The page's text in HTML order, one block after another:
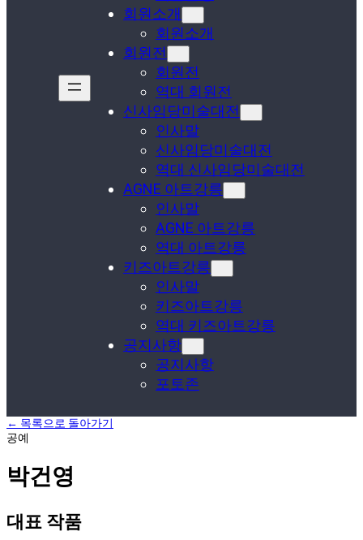
회원소개
회원소개
회원전
회원전
역대 회원전
신사임당미술대전
인사말
신사임당미술대전
역대 신사임당미술대전
AGNE 아트강릉
인사말
AGNE 아트강릉
역대 아트강릉
키즈아트강릉
인사말
키즈아트강릉
역대 키즈아트강릉
공지사항
공지사항
포토존
← 목록으로 돌아가기
공예
박건영
대표 작품